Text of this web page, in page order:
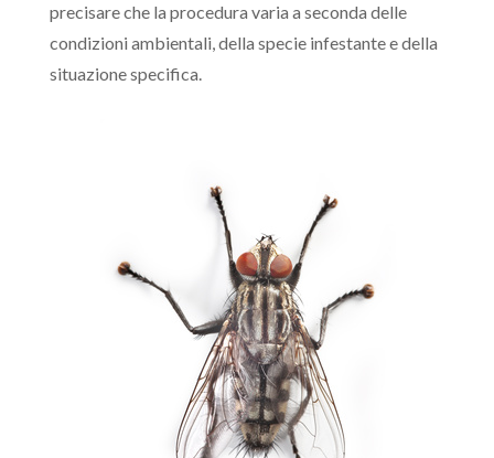
precisare che la procedura varia a seconda delle
condizioni ambientali, della specie infestante e della
situazione specifica.